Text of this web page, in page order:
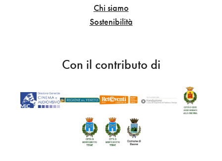
Chi siamo
Sostenibilità
Con il contributo di